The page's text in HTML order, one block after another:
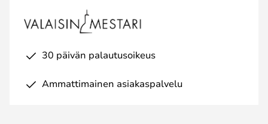
30 päivän palautusoikeus
Ammattimainen asiakaspalvelu